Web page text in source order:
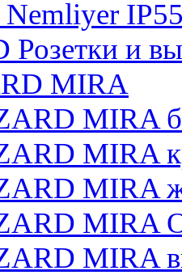
и
MIRA
MIRA
MIRA
MIRA
MIRA
MIRA